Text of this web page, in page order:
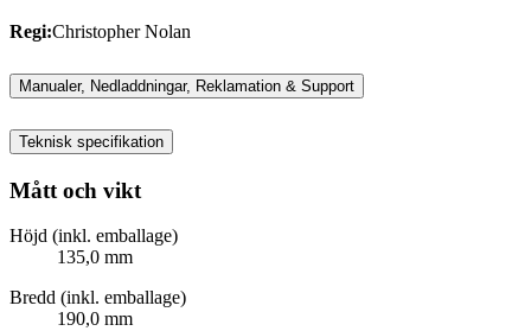
Regi:Christopher Nolan
Manualer, Nedladdningar, Reklamation & Support
Teknisk specifikation
Mått och vikt
Höjd (inkl. emballage)
135,0 mm
Bredd (inkl. emballage)
190,0 mm